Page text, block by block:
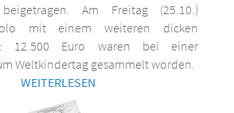
Am Freitag (25.10.)
mit einem weiteren dicken
12.500 Euro waren bei einer
Weltkindertag gesammelt worden.
WEITERLESEN